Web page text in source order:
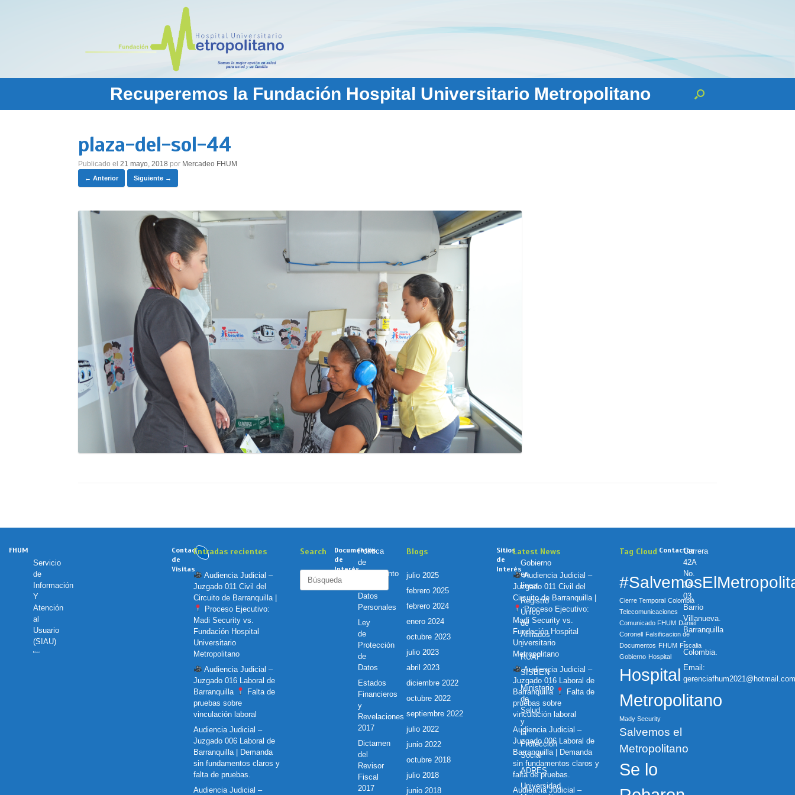
Recuperemos la Fundación Hospital Universitario Metropolitano
plaza-del-sol-44
Publicado el 21 mayo, 2018 por Mercadeo FHUM
← Anterior Siguiente →
FHUM
Servicio
de
Información
Y
Atención
al
Usuario
(SIAU)
Contador
de
Visitas
Documentos
de
Interés
Política
de
Tratamiento
Datos
Personales
Ley
de
Protección
de
Datos
Estados
Financieros
y
Revelaciones
2017
Dictamen
del
Revisor
Fiscal
2017
Sitios
de
Interés
Gobierno
en
línea
Registro
Único
de
Afiliados
-
RUAF
SISBEN
Ministerio
de
Salud
y
la
Protección
Social
ADRES
Universidad
ContactosCarrera
42A
No.
3A-
03.
Barrio
Villanueva.
Barranquilla
-
Colombia.
Email:
gerenciafhum2021@hotmail.com
Entradas recientes
Audiencia Judicial –
Juzgado 011 Civil del
Circuito de Barranquilla |
Proceso Ejecutivo:
Madi Security vs.
Fundación Hospital
Universitario
Metropolitano
Audiencia Judicial –
Juzgado 016 Laboral de
Barranquilla
Falta de
pruebas sobre
vinculación laboral
Audiencia Judicial –
Juzgado 006 Laboral de
Barranquilla | Demanda
sin fundamentos claros y
falta de pruebas.
Audiencia Judicial –
Search
Buscar:
Blogs
julio 2025
febrero 2025
febrero 2024
enero 2024
octubre 2023
julio 2023
abril 2023
diciembre 2022
octubre 2022
septiembre 2022
julio 2022
junio 2022
octubre 2018
julio 2018
junio 2018
Latest News
Audiencia Judicial –
Juzgado 011 Civil del
Circuito de Barranquilla |
Proceso Ejecutivo:
Madi Security vs.
Fundación Hospital
Universitario
Metropolitano
Audiencia Judicial –
Juzgado 016 Laboral de
Barranquilla
Falta de
pruebas sobre
vinculación laboral
Audiencia Judicial –
Juzgado 006 Laboral de
Barranquilla | Demanda
sin fundamentos claros y
falta de pruebas.
Audiencia Judicial –
Tag Cloud
Cierre Temporal Colombia
Telecomunicaciones
Comunicado FHUM Daniel
Coronell Falsificacion de
Documentos FHUM Fiscalia
Gobierno Hospital
Hospital
Metropolitano
Mady Security
Salvemos el
Metropolitano
Se lo